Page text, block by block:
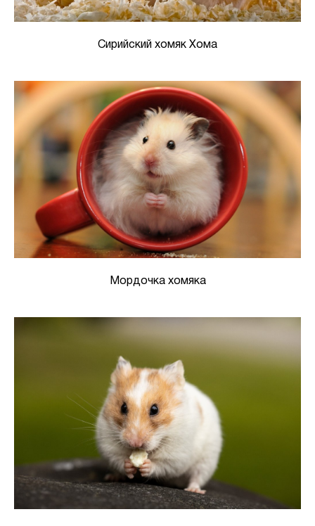
Сирийский хомяк Хома
Мордочка хомяка